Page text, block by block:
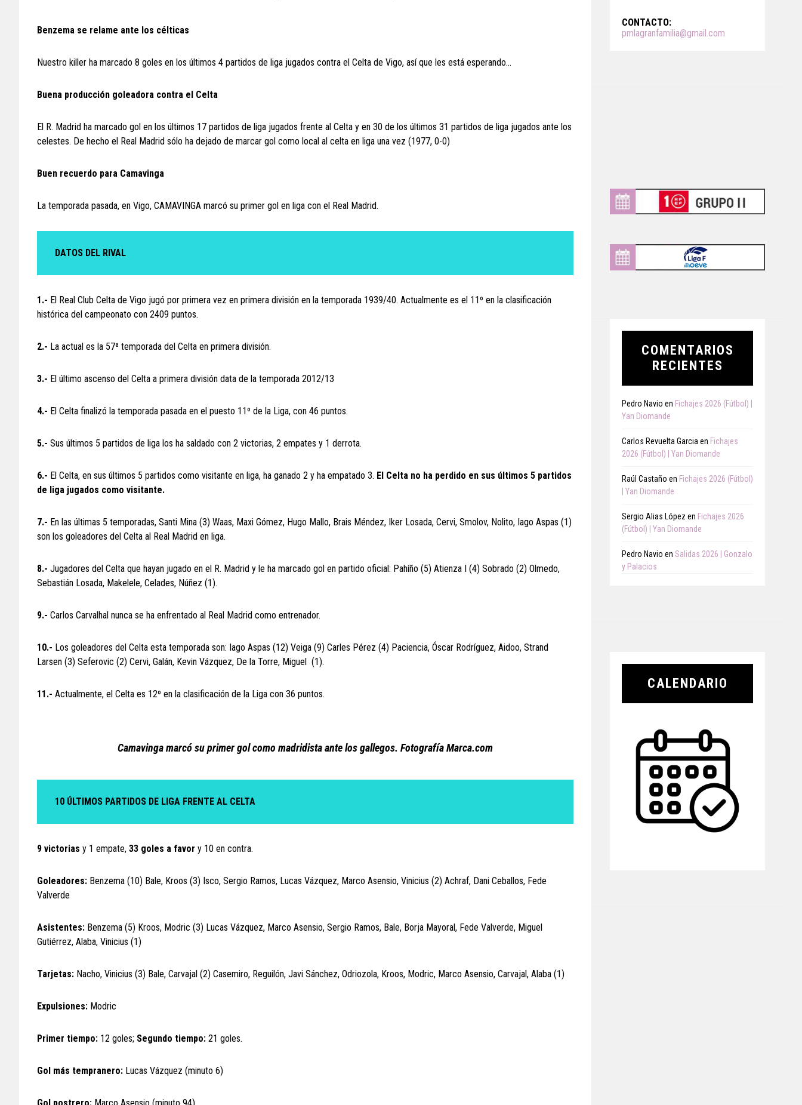
Benzema se relame ante los célticas
Nuestro killer ha marcado 8 goles en los últimos 4 partidos de liga jugados contra el Celta de Vigo, así que les está esperando…
Buena producción goleadora contra el Celta
El R. Madrid ha marcado gol en los últimos 17 partidos de liga jugados frente al Celta y en 30 de los últimos 31 partidos de liga jugados ante los
celestes. De hecho el Real Madrid sólo ha dejado de marcar gol como local al celta en liga una vez (1977, 0-0)
Buen recuerdo para Camavinga
La temporada pasada, en Vigo, CAMAVINGA marcó su primer gol en liga con el Real Madrid.
DATOS DEL RIVAL
1.- El Real Club Celta de Vigo jugó por primera vez en primera división en la temporada 1939/40. Actualmente es el 11º en la clasificación
histórica del campeonato con 2409 puntos.
2.- La actual es la 57ª temporada del Celta en primera división.
3.- El último ascenso del Celta a primera división data de la temporada 2012/13
4.- El Celta finalizó la temporada pasada en el puesto 11º de la Liga, con 46 puntos.
5.- Sus últimos 5 partidos de liga los ha saldado con 2 victorias, 2 empates y 1 derrota.
6.- El Celta, en sus últimos 5 partidos como visitante en liga, ha ganado 2 y ha empatado 3. El Celta no ha perdido en sus últimos 5 partidos
de liga jugados como visitante.
7.- En las últimas 5 temporadas, Santi Mina (3) Waas, Maxi Gómez, Hugo Mallo, Brais Méndez, Iker Losada, Cervi, Smolov, Nolito, Iago Aspas (1)
son los goleadores del Celta al Real Madrid en liga.
8.- Jugadores del Celta que hayan jugado en el R. Madrid y le ha marcado gol en partido oficial: Pahíño (5) Atienza I (4) Sobrado (2) Olmedo,
Sebastián Losada, Makelele, Celades, Núñez (1).
9.- Carlos Carvalhal nunca se ha enfrentado al Real Madrid como entrenador.
10.- Los goleadores del Celta esta temporada son: Iago Aspas (12) Veiga (9) Carles Pérez (4) Paciencia, Óscar Rodríguez, Aidoo, Strand
Larsen (3) Seferovic (2) Cervi, Galán, Kevin Vázquez, De la Torre, Miguel (1).
11.- Actualmente, el Celta es 12º en la clasificación de la Liga con 36 puntos.
Camavinga marcó su primer gol como madridista ante los gallegos. Fotografía Marca.com
10 ÚLTIMOS PARTIDOS DE LIGA FRENTE AL CELTA
9 victorias y 1 empate, 33 goles a favor y 10 en contra.
Goleadores: Benzema (10) Bale, Kroos (3) Isco, Sergio Ramos, Lucas Vázquez, Marco Asensio, Vinicius (2) Achraf, Dani Ceballos, Fede
Valverde
Asistentes: Benzema (5) Kroos, Modric (3) Lucas Vázquez, Marco Asensio, Sergio Ramos, Bale, Borja Mayoral, Fede Valverde, Miguel
Gutiérrez, Alaba, Vinicius (1)
Tarjetas: Nacho, Vinicius (3) Bale, Carvajal (2) Casemiro, Reguilón, Javi Sánchez, Odriozola, Kroos, Modric, Marco Asensio, Carvajal, Alaba (1)
Expulsiones: Modric
Primer tiempo: 12 goles; Segundo tiempo: 21 goles.
Gol más tempranero: Lucas Vázquez (minuto 6)
CONTACTO:
pmlagranfamilia@gmail.com
COMENTARIOS
RECIENTES
Pedro Navio en Fichajes 2026 (Fútbol) |
Yan Diomande
Carlos Revuelta Garcia en Fichajes
2026 (Fútbol) | Yan Diomande
Raúl Castaño en Fichajes 2026 (Fútbol)
| Yan Diomande
Sergio Alias López en Fichajes 2026
(Fútbol) | Yan Diomande
Pedro Navio en Salidas 2026 | Gonzalo
y Palacios
CALENDARIO